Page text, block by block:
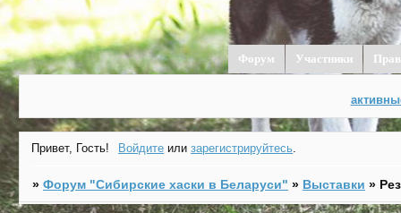
Форум Участники
Привет, Гость! Войдите илизарегистрируйтесь.
»Форум "Cибирские хаски в Беларуси" » Выставки »